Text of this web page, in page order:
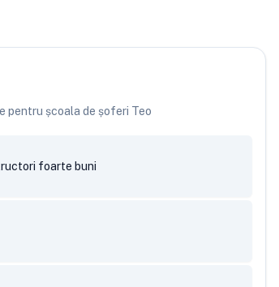
pentru școala de șoferi Teo
foarte buni